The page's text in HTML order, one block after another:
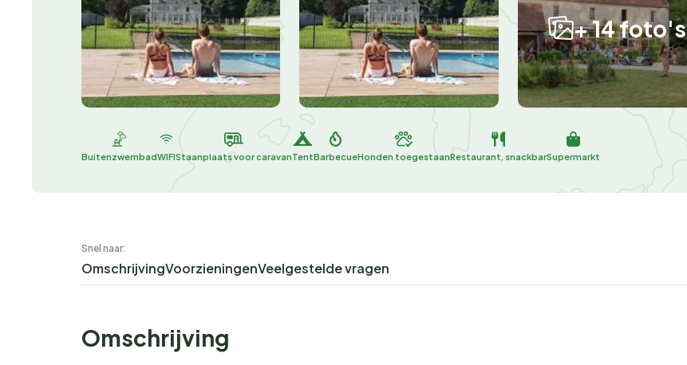
+ 14 foto's
BuitenzwembadWIFIStaanplaats voor caravanTentBarbecueHonden toegestaanRestaurant, snackbarSupermarkt
Snel naar:
OmschrijvingVoorzieningenVeelgestelde vragen
Omschrijving